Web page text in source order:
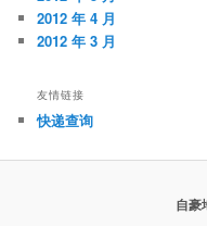
2012 年 4 月
2012 年 3 月
友情链接
快递查询
自豪